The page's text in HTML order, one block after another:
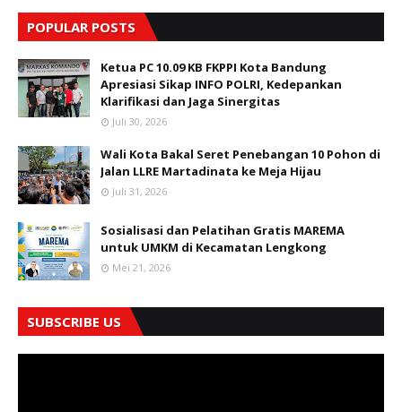
POPULAR POSTS
Ketua PC 10.09 KB FKPPI Kota Bandung
Apresiasi Sikap INFO POLRI, Kedepankan
Klarifikasi dan Jaga Sinergitas
Juli 30, 2026
Wali Kota Bakal Seret Penebangan 10 Pohon di
Jalan LLRE Martadinata ke Meja Hijau
Juli 31, 2026
Sosialisasi dan Pelatihan Gratis MAREMA
untuk UMKM di Kecamatan Lengkong
Mei 21, 2026
SUBSCRIBE US